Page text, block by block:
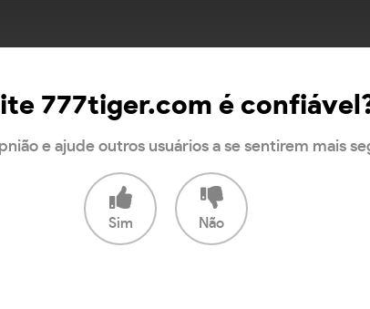
777tiger.com é
e ajude outros usuários a se sentirem mais
Sim Não